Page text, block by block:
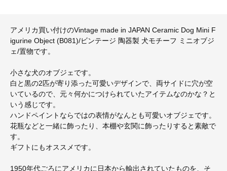
アメリカ買い付けのVintage made in JAPAN Ceramic Dog Mini F
igurine Object (B081)/ビンテージ 陶器製 犬モチーフ ミニオブジ
ェ/置物です。
小さな犬のオブジェです。
白と黒の2匹が寄り添った可愛いデザインで、両サイドに穴が空
いているので、元々何かにつけられていたアイテムなのかな？と
いう感じです。
ハンドペイントならではの表情がなんとも可愛いオブジェです。
花瓶などと一緒に飾ったり、本棚や玄関に飾ったりすると素敵で
す。
ギフトにもオススメです。
1950年代ごろにアメリカに日本から輸出されていたものを、そ